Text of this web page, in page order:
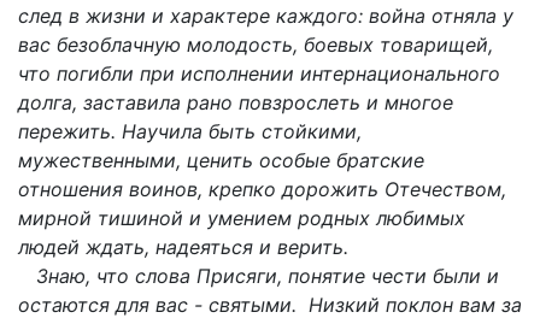
след в жизни и характере каждого: война отняла у
вас безоблачную молодость, боевых товарищей,
что погибли при исполнении интернационального
долга, заставила рано повзрослеть и многое
пережить. Научила быть стойкими,
мужественными, ценить особые братские
отношения воинов, крепко дорожить Отечеством,
мирной тишиной и умением родных любимых
людей ждать, надеяться и верить.
Знаю, что слова Присяги, понятие чести были и
остаются для вас - святыми. Низкий поклон вам за